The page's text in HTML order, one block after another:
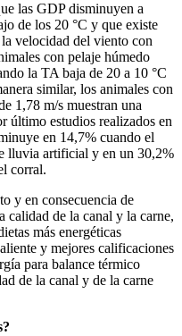
las GDP disminuyen a
de los 20 °C y que existe
velocidad del viento con
con pelaje húmedo
la TA baja de 20 a 10 °C
similar, los animales con
1,78 m/s muestran una
último estudios realizados en
en 14,7% cuando el
lluvia artificial y en un 30,2%
corral.
y en consecuencia de
calidad de la canal y la carne,
más energéticas
y mejores calificaciones
para balance térmico
de la canal y de la carne